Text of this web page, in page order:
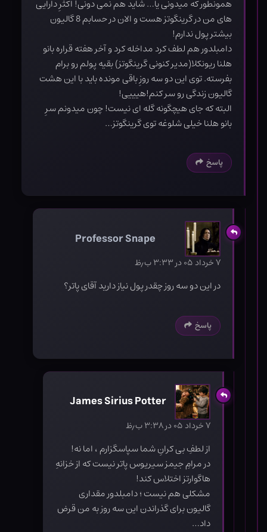
همونطور که میدونی یا… شاید هم نمی دونی! اکثرِ دارایی
های من در گرینگوتز هست و الان در حسابم 8 گالیون
بیشتر پول ندارم!
دامبلدور هم لطف کرد مداخله کرد و آخر هفته قراره بانو
هلنا ریونکلا(مدیر کنونی گرینگوتز) بقیه پولم رو برام
بفرسته. توی این دو سه روزِ باقی مونده باید با این هشت
گالیون زندگی رو سر کنم!هیییی!
البته که جای هیچگونه گله ای نیست! چون میدونم سرِ
بانو هلنا خیلی شلوغه توی گرینگوتز…
پاسخ
Professor Snape
۷ خرداد ۰۵ در ۳:۳۳ ب٫ظ
در این دو سه روز چقدر پول نیاز دارید آقای پاتر؟
پاسخ
James Sirius Potter
۷ خرداد ۰۵ در ۳:۳۸ ب٫ظ
از لطفِ بی کرانِ شما سپاسگزارم ، اما نه!
در مرامِ جیمز سیریوس پاتر نیست که از خزانهِ
هاگوارتز اختلاس کند!
مشکلی هم نیست ؛ دامبلدور مقداری
گالیون برای گذراندن این سه روز به من قرض
داد…